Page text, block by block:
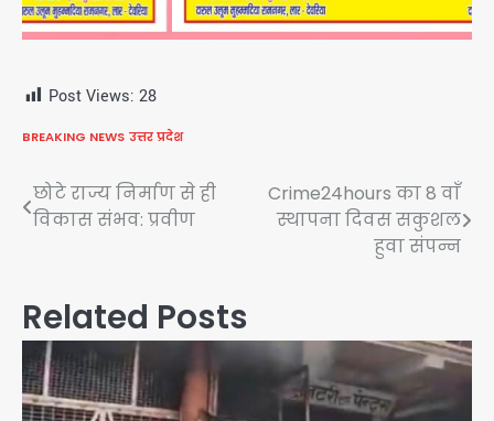
Post Views: 28
BREAKING NEWS उत्तर प्रदेश
Post
navigation
छोटे राज्य निर्माण से ही
विकास संभव: प्रवीण
Crime24hours का 8 वाँ
स्थापना दिवस सकुशल
हुवा संपन्न
Related Posts